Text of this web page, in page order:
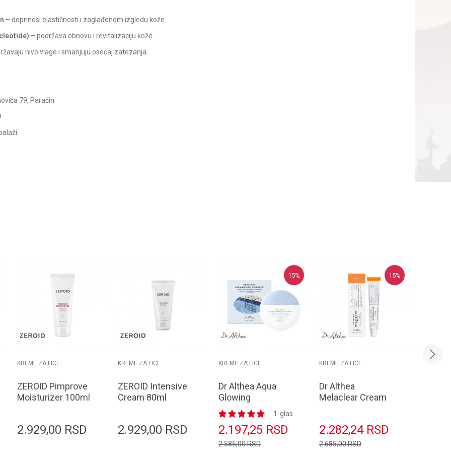
– doprinosi elastičnosti i zaglađenom izgledu kože.
– podržava obnovu i revitalizaciju kože.
nivo vlage i smanjuju osećaj zatezanja.
79, Paraćin
KREME ZA LICE
ZEROID Pimprove
Moisturizer 100ml
2.929,00 RSD
KREME ZA LICE
ZEROID Intensive
Cream 80ml
2.929,00 RSD
15%
KREME ZA LICE
Dr Althea Aqua
Glowing
Sunscreen 45mlglas
1
2.197,25 RSD
2.585,00RSD
15%
KREME ZA LICE
Dr Althea
Melaclear Cream
2.282,24 RSD
2.685,00RSD